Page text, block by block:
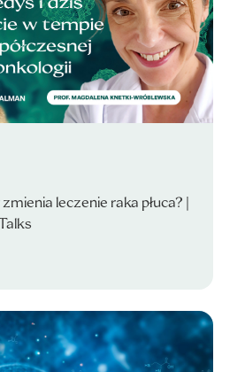
leczenie raka płuca? |